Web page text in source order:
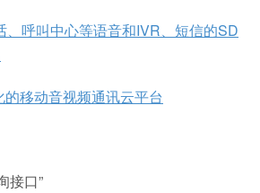
、呼叫中心等语音和IVR、短信的SD
移动音视频通讯云平台
接口”